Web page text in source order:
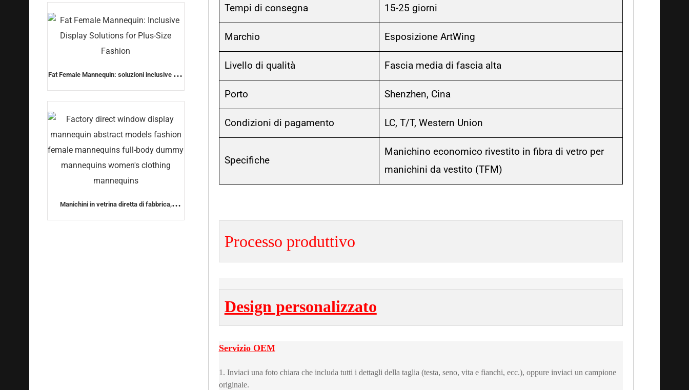
Fat Female Mannequin: soluzioni inclusive per
Manichini in vetrina diretta di fabbrica,
Tempi di consegna 15-25 giorni
Marchio Esposizione ArtWing
Livello di qualità Fascia media di fascia alta
Porto Shenzhen, Cina
Condizioni di pagamento LC, T/T, Western Union
Specifiche
Manichino economico rivestito in fibra di vetro per
manichini da vestito (TFM)
Processo produttivo
Design personalizzato
Servizio OEM
1. Inviaci una foto chiara che includa tutti i dettagli della taglia (testa, seno, vita e fianchi, ecc.), oppure inviaci un campione
originale.